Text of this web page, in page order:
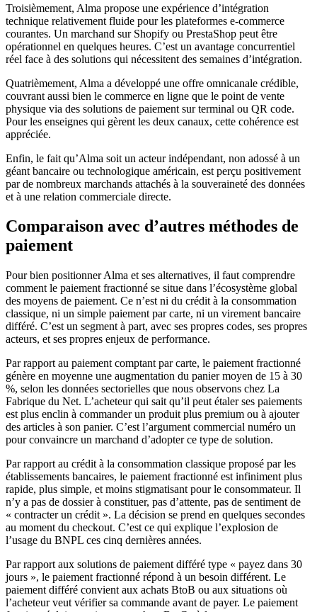
Troisièmement, Alma propose une expérience d’intégration
technique relativement fluide pour les plateformes e-commerce
courantes. Un marchand sur Shopify ou PrestaShop peut être
opérationnel en quelques heures. C’est un avantage concurrentiel
réel face à des solutions qui nécessitent des semaines d’intégration.
Quatrièmement, Alma a développé une offre omnicanale crédible,
couvrant aussi bien le commerce en ligne que le point de vente
physique via des solutions de paiement sur terminal ou QR code.
Pour les enseignes qui gèrent les deux canaux, cette cohérence est
appréciée.
Enfin, le fait qu’Alma soit un acteur indépendant, non adossé à un
géant bancaire ou technologique américain, est perçu positivement
par de nombreux marchands attachés à la souveraineté des données
et à une relation commerciale directe.
Comparaison avec d’autres méthodes de
paiement
Pour bien positionner Alma et ses alternatives, il faut comprendre
comment le paiement fractionné se situe dans l’écosystème global
des moyens de paiement. Ce n’est ni du crédit à la consommation
classique, ni un simple paiement par carte, ni un virement bancaire
différé. C’est un segment à part, avec ses propres codes, ses propres
acteurs, et ses propres enjeux de performance.
Par rapport au paiement comptant par carte, le paiement fractionné
génère en moyenne une augmentation du panier moyen de 15 à 30
%, selon les données sectorielles que nous observons chez La
Fabrique du Net. L’acheteur qui sait qu’il peut étaler ses paiements
est plus enclin à commander un produit plus premium ou à ajouter
des articles à son panier. C’est l’argument commercial numéro un
pour convaincre un marchand d’adopter ce type de solution.
Par rapport au crédit à la consommation classique proposé par les
établissements bancaires, le paiement fractionné est infiniment plus
rapide, plus simple, et moins stigmatisant pour le consommateur. Il
n’y a pas de dossier à constituer, pas d’attente, pas de sentiment de
« contracter un crédit ». La décision se prend en quelques secondes
au moment du checkout. C’est ce qui explique l’explosion de
l’usage du BNPL ces cinq dernières années.
Par rapport aux solutions de paiement différé type « payez dans 30
jours », le paiement fractionné répond à un besoin différent. Le
paiement différé convient aux achats BtoB ou aux situations où
l’acheteur veut vérifier sa commande avant de payer. Le paiement